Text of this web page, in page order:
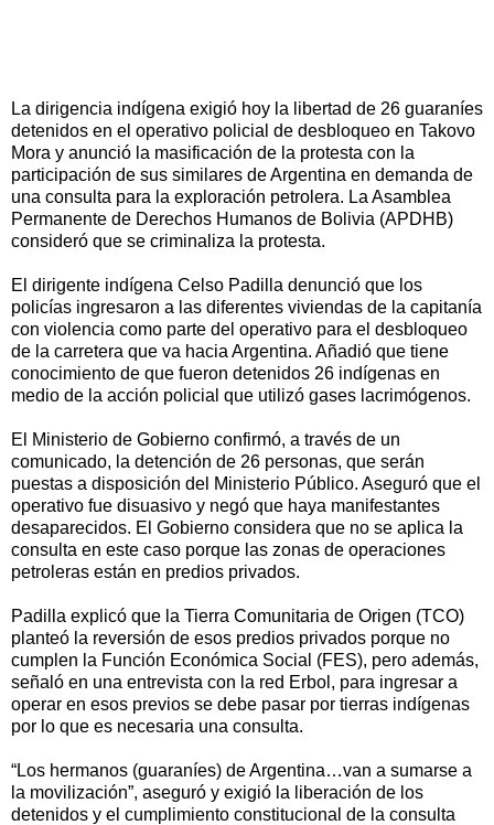
La dirigencia indígena exigió hoy la libertad de 26 guaraníes
detenidos en el operativo policial de desbloqueo en Takovo
Mora y anunció la masificación de la protesta con la
participación de sus similares de Argentina en demanda de
una consulta para la exploración petrolera. La Asamblea
Permanente de Derechos Humanos de Bolivia (APDHB)
consideró que se criminaliza la protesta.
El dirigente indígena Celso Padilla denunció que los
policías ingresaron a las diferentes viviendas de la capitanía
con violencia como parte del operativo para el desbloqueo
de la carretera que va hacia Argentina. Añadió que tiene
conocimiento de que fueron detenidos 26 indígenas en
medio de la acción policial que utilizó gases lacrimógenos.
El Ministerio de Gobierno confirmó, a través de un
comunicado, la detención de 26 personas, que serán
puestas a disposición del Ministerio Público. Aseguró que el
operativo fue disuasivo y negó que haya manifestantes
desaparecidos. El Gobierno considera que no se aplica la
consulta en este caso porque las zonas de operaciones
petroleras están en predios privados.
Padilla explicó que la Tierra Comunitaria de Origen (TCO)
planteó la reversión de esos predios privados porque no
cumplen la Función Económica Social (FES), pero además,
señaló en una entrevista con la red Erbol, para ingresar a
operar en esos previos se debe pasar por tierras indígenas
por lo que es necesaria una consulta.
“Los hermanos (guaraníes) de Argentina…van a sumarse a
la movilización”, aseguró y exigió la liberación de los
detenidos y el cumplimiento constitucional de la consulta